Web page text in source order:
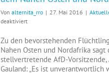
Von alternita_rro | 27. Mai 2016 |
deaktiviertfür
Gauland
zu
den
bevorstehenden
Zu den bevorstehenden
Nahen Osten und Nordafrika sagt
stellvertretende AfD-Vorsitzende,
Gauland: „Es ist unverantwortlich